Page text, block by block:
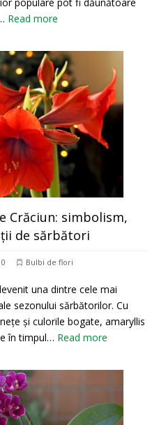
Read more
Crăciun: simbolism,
de sărbători
0 Bulbi de flori
una dintre cele mai
sezonului sărbătorilor. Cu
și culorile bogate, amaryllis
în timpul… Read more